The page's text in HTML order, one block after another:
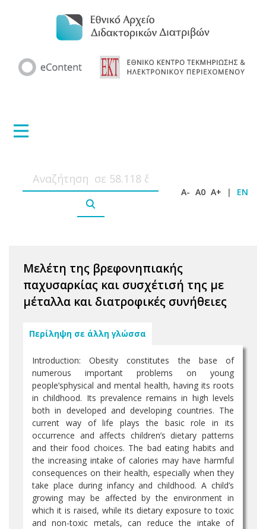
A- A0 A+ | EN
Μελέτη της βρεφονηπιακής
παχυσαρκίας και συσχέτισή της με
μέταλλα και διατροφικές συνήθειες
Περίληψη σε άλλη γλώσσα
Introduction: Obesity constitutes the base of
numerous important problems on young
people’sphysical and mental health, having its roots
in childhood. Its prevalence remains in high levels
both in developed and developing countries. The
current way of life plays the basic role in its
occurrence and affects children’s dietary patterns
and their food choices. The bad eating habits and
the increasing intake of calories may have harmful
consequences on their health, especially when they
take place during infancy and childhood. A child’s
growing may be affected by the environment in
which it is raised, while its dietary exposure to toxic
and non-toxic metals, can reduce the intake of